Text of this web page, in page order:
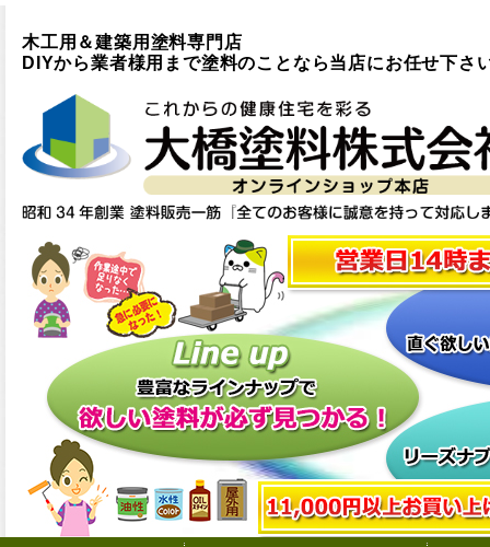
木工用＆建築用塗料専門店
DIYから業者様用まで塗料のことなら当店にお任せ下さ